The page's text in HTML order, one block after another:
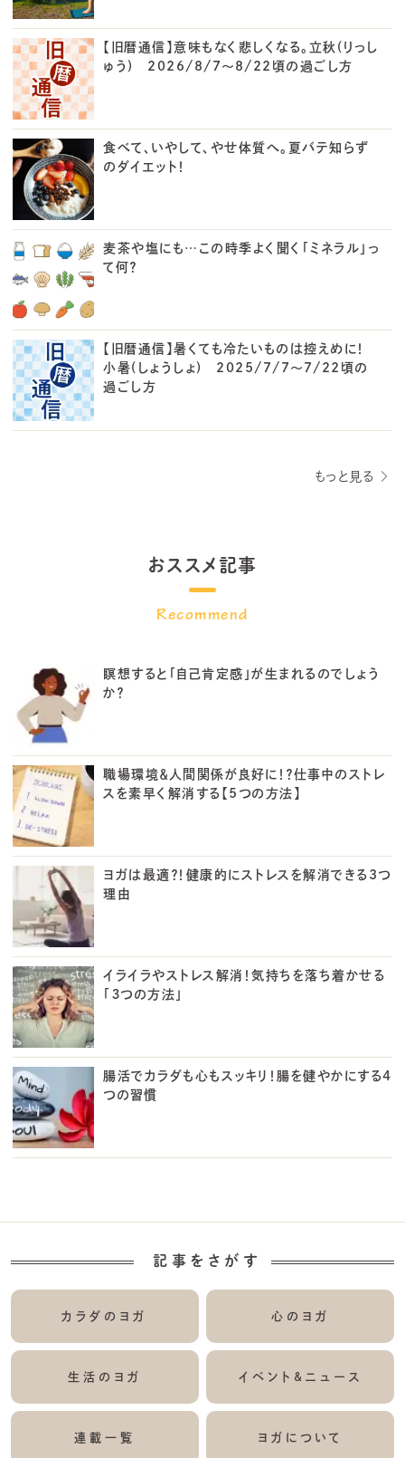
【旧暦通信】意味もなく悲しくなる。立秋(りっし
ゅう) 2026/8/7～8/22頃の過ごし方
食べて、いやして、やせ体質へ。夏バテ知らず
のダイエット！
麦茶や塩にも…この時季よく聞く「ミネラル」っ
て何？
【旧暦通信】暑くても冷たいものは控えめに！
小暑(しょうしょ) 2025/7/7～7/22頃の
過ごし方
もっと見る
おススメ記事
瞑想すると「自己肯定感」が生まれるのでしょう
か？
職場環境＆人間関係が良好に！？仕事中のストレ
スを素早く解消する【5つの方法】
ヨガは最適？！健康的にストレスを解消できる3つ
理由
イライラやストレス解消！気持ちを落ち着かせる
「３つの方法」
腸活でカラダも心もスッキリ！腸を健やかにする4
つの習慣
記事をさがす
カラダのヨガ 心のヨガ
生活のヨガ イベント&ニュース
連載一覧 ヨガについて